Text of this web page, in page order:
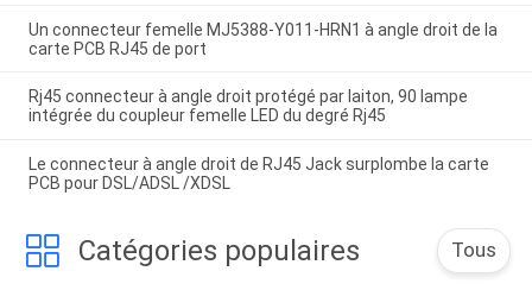
Un connecteur femelle MJ5388-Y011-HRN1 à angle droit de la
carte PCB RJ45 de port
Rj45 connecteur à angle droit protégé par laiton, 90 lampe
intégrée du coupleur femelle LED du degré Rj45
Le connecteur à angle droit de RJ45 Jack surplombe la carte
PCB pour DSL/ADSL /XDSL
Catégories populaires Tous